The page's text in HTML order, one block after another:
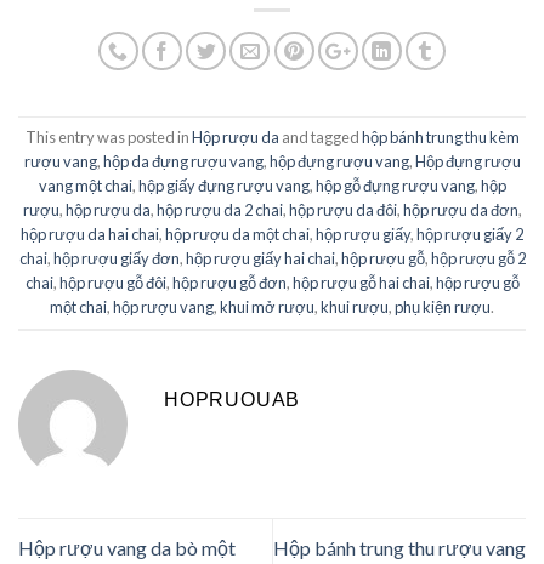
This entry was posted inHộp rượu da and taggedhộp bánh trung thu kèm
rượu vang,hộp da đựng rượu vang,hộp đựng rượu vang,Hộp đựng rượu
vang một chai,hộp giấy đựng rượu vang,hộp gỗ đựng rượu vang,hộp
rượu,hộp rượu da,hộp rượu da 2 chai,hộp rượu da đôi,hộp rượu da đơn,
hộp rượu da hai chai,hộp rượu da một chai,hộp rượu giấy,hộp rượu giấy 2
chai,hộp rượu giấy đơn,hộp rượu giấy hai chai,hộp rượu gỗ,hộp rượu gỗ 2
chai,hộp rượu gỗ đôi,hộp rượu gỗ đơn,hộp rượu gỗ hai chai,hộp rượu gỗ
một chai,hộp rượu vang,khui mở rượu,khui rượu,phụ kiện rượu.
HOPRUOUAB
Hộp rượu vang da bò một
Hộp bánh trung thu rượu vang